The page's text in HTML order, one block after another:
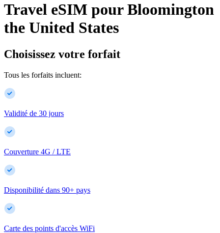
Travel eSIM pour Bloomington
the United States
Choisissez votre forfait
Tous les forfaits incluent:
Validité de 30 jours
Couverture 4G / LTE
Disponibilité dans 90+ pays
Carte des points d'accès WiFi